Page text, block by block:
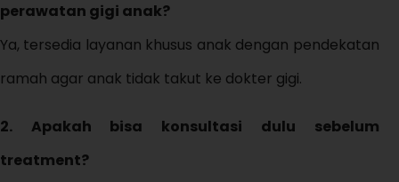
perawatan gigi anak?
Ya, tersedia layanan khusus anak dengan pendekatan
ramah agar anak tidak takut ke dokter gigi.
2. Apakah bisa konsultasi dulu sebelum
treatment?